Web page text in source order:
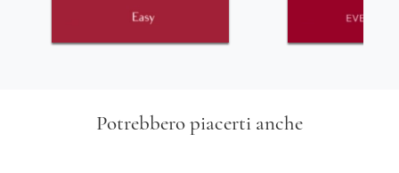
Potrebbero piacerti anche